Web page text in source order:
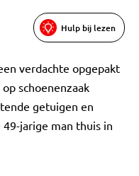
Hulp bij lezen
verdachte opgepakt
schoenenzaak
getuigen en
jarige man thuis in